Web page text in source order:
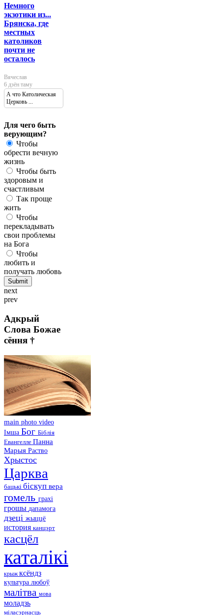
Немного
экзотики из...
Брянска, где
местных
католиков
почти не
осталось
Вячеслав
6 дзён таму
А что Католическая
Церковь ...
Для чего быть
верующим?
Чтобы
обрести вечную
жизнь
Чтобы быть
здоровым и
счастливым
Так проще
жить
Чтобы
перекладывать
свои проблемы
на Бога
Чтобы
любить и
получать любовь
next
prev
Адкрый
Слова Божае
сёння †
main photo video
Імша Бог Біблія
Евангелле Панна
Марыя Раство
Хрыстос
Царква
бацькі біскуп вера
гомель грахі
грошы дапамога
дзеці жыццё
история канцэрт
касцёл
каталікі
крыжксёндз
культура любоў
малітва мова
моладзь
міласэрнасць